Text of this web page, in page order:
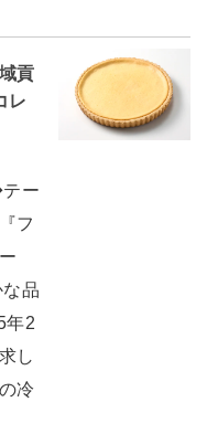
貢
レ
ー
フ
品
2
し
冷